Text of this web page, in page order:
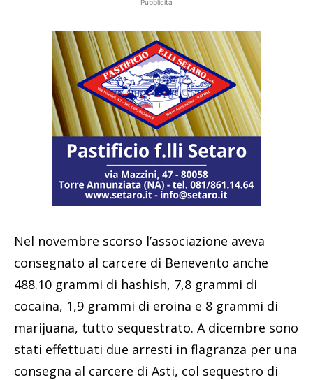
Pubblicità
Nel novembre scorso l’associazione aveva
consegnato al carcere di Benevento anche
488.10 grammi di hashish, 7,8 grammi di
cocaina, 1,9 grammi di eroina e 8 grammi di
marijuana, tutto sequestrato. A dicembre sono
stati effettuati due arresti in flagranza per una
consegna al carcere di Asti, col sequestro di